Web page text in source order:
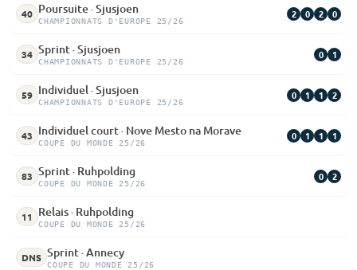
40 Poursuite · Sjusjoen
CHAMPIONNATS D'EUROPE 25/26
2 0 2 0
34 Sprint · Sjusjoen
CHAMPIONNATS D'EUROPE 25/26
0 1
59 Individuel · Sjusjoen
CHAMPIONNATS D'EUROPE 25/26
0 1 1 2
43 Individuel court · Nove Mesto na Morave
COUPE DU MONDE 25/26
0 1 1 1
83 Sprint · Ruhpolding
COUPE DU MONDE 25/26
0 2
11 Relais · Ruhpolding
COUPE DU MONDE 25/26
DNS Sprint · Annecy
COUPE DU MONDE 25/26